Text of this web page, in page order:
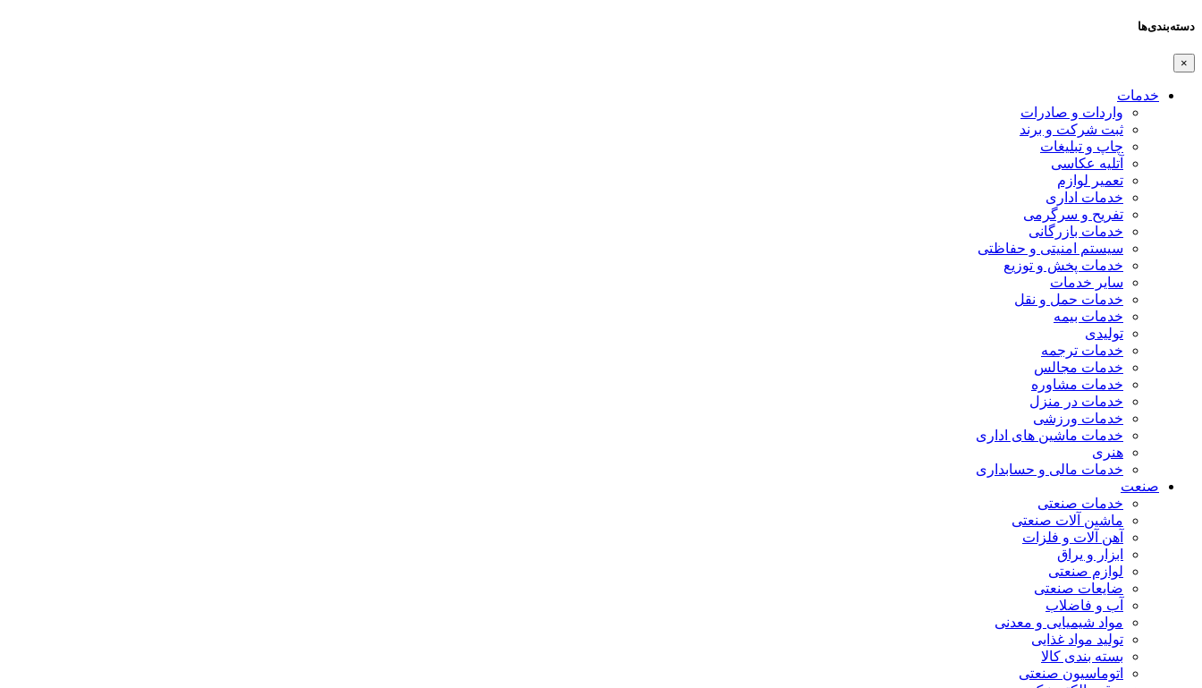
دسته‌بندی‌ها
×
خدمات
واردات و صادرات
ثبت شرکت و برند
چاپ و تبلیغات
آتلیه عکاسی
تعمیر لوازم
خدمات اداری
تفریح و سرگرمی
خدمات بازرگانی
سیستم امنیتی و حفاظتی
خدمات پخش و توزیع
سایر خدمات
خدمات حمل و نقل
خدمات بیمه
تولیدی
خدمات ترجمه
خدمات مجالس
خدمات مشاوره
خدمات در منزل
خدمات ورزشی
خدمات ماشین های اداری
هنری
خدمات مالی و حسابداری
صنعت
خدمات صنعتی
ماشین آلات صنعتی
آهن آلات و فلزات
ابزار و یراق
لوازم صنعتی
ضایعات صنعتی
آب و فاضلاب
مواد شیمیایی و معدنی
تولید مواد غذایی
بسته بندی کالا
اتوماسیون صنعتی